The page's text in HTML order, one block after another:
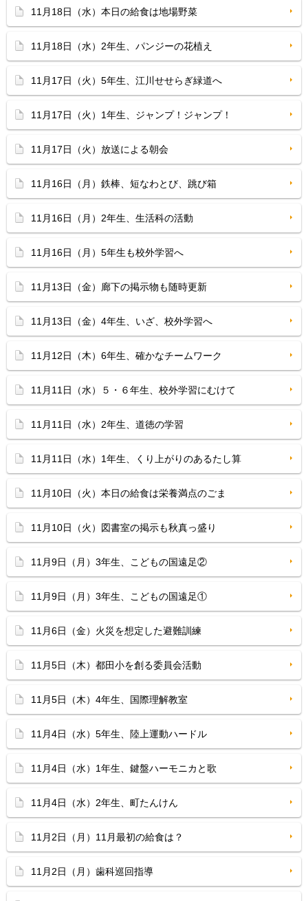
11月18日（水）本日の給食は地場野菜
11月18日（水）2年生、パンジーの花植え
11月17日（火）5年生、江川せせらぎ緑道へ
11月17日（火）1年生、ジャンプ！ジャンプ！
11月17日（火）放送による朝会
11月16日（月）鉄棒、短なわとび、跳び箱
11月16日（月）2年生、生活科の活動
11月16日（月）5年生も校外学習へ
11月13日（金）廊下の掲示物も随時更新
11月13日（金）4年生、いざ、校外学習へ
11月12日（木）6年生、確かなチームワーク
11月11日（水）５・６年生、校外学習にむけて
11月11日（水）2年生、道徳の学習
11月11日（水）1年生、くり上がりのあるたし算
11月10日（火）本日の給食は栄養満点のごま
11月10日（火）図書室の掲示も秋真っ盛り
11月9日（月）3年生、こどもの国遠足②
11月9日（月）3年生、こどもの国遠足①
11月6日（金）火災を想定した避難訓練
11月5日（木）都田小を創る委員会活動
11月5日（木）4年生、国際理解教室
11月4日（水）5年生、陸上運動ハードル
11月4日（水）1年生、鍵盤ハーモニカと歌
11月4日（水）2年生、町たんけん
11月2日（月）11月最初の給食は？
11月2日（月）歯科巡回指導